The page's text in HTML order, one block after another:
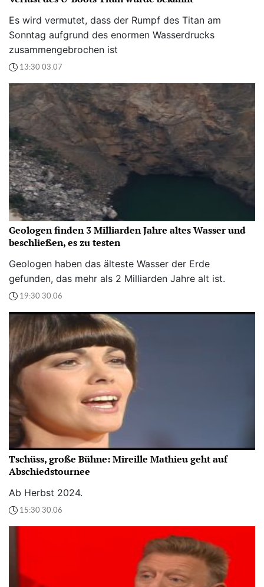
Es wird vermutet, dass der Rumpf des Titan am
Sonntag aufgrund des enormen Wasserdrucks
zusammengebrochen ist
13:30 03.07
Geologen finden 3 Milliarden Jahre altes Wasser und
beschließen, es zu testen
Geologen haben das älteste Wasser der Erde
gefunden, das mehr als 2 Milliarden Jahre alt ist.
19:30 30.06
Tschüss, große Bühne: Mireille Mathieu geht auf
Abschiedstournee
Ab Herbst 2024.
15:30 30.06